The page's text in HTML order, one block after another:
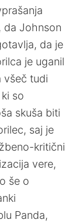
da Johnson
da je
je uganil
všeč tudi
so
skuša biti
saj je
kritični
vere,
še o
Panda,